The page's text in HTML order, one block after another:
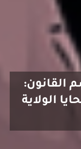
القانون:
الولاية